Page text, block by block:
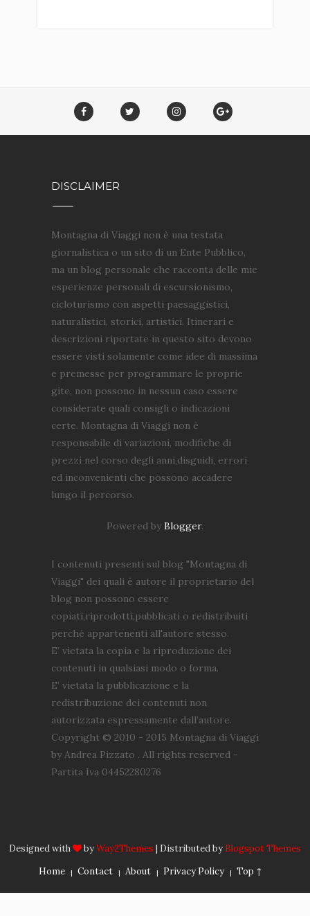
DISCLAIMER
Montagna di Viaggi non è una testata
giornalistica o un sito di un Ente Pubblico,
ma un blog personale che racconta delle mie
esperienze personali di escursionismo,
cicloturismo con aspetti paesaggistici,
naturalistici, storici, artistici. Itinerari e
descrizioni riportate in questo sito devono
essere visti solamente come idee di massima
e premesse per programmare le proprie
gite, non possono in nessun caso essere
considerate quali consigli o indicazioni
certe. Montagna di Viaggi non è
responsabile di variazioni, modifiche di
prezzi nel corso degli anni,disguidi, errori
ed inconvenienti che possono accadere
lungo il percorso.
Powered byBlogger.
I contenuti presenti sul blog "Montagna di
Viaggi" dei quali è autore il proprietario del
blog non possono essere
copiati,riprodotti,pubblicati o redistribuiti
perché appartenenti all'autore stesso.
E’ vietata la copia e la riproduzione dei
contenuti in qualsiasi modo o forma.
E’ vietata la pubblicazione e la
redistribuzione dei contenuti non
autorizzata espressamente dall’autore.
Copyright © 2010 - 2015 Montagna di Viaggi
by Andrea Pizzato . All rights reserved -
Partita Iva 04452280276
Designed with byWay2Themes | Distributed by Blogspot Themes
Home
Contact About Privacy Policy Top ↑